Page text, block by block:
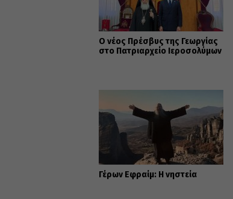
Ο νέος Πρέσβυς της Γεωργίας
στο Πατριαρχείο Ιεροσολύμων
Γέρων Εφραίμ: Η νηστεία